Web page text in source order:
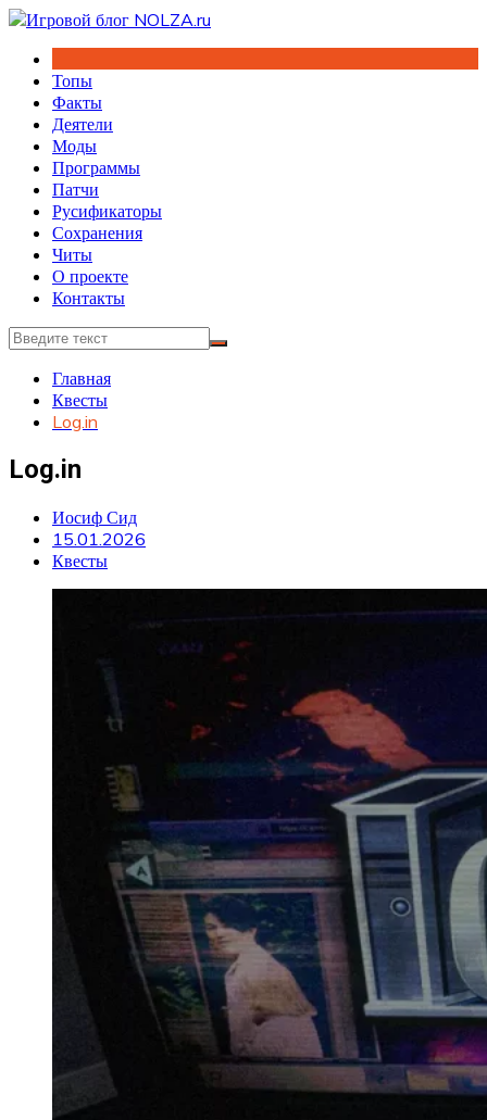
Перейти
содержимому
Топы
Факты
Деятели
Моды
Программы
Патчи
Русификаторы
Сохранения
Читы
О проекте
Контакты
Главная
Квесты
Log.in
Log.in
Иосиф Сид
15.01.2026
Квесты